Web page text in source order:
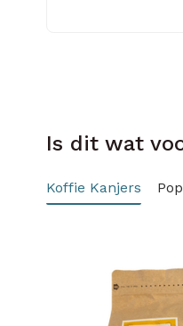
Is dit wat
Koffie Kanjers